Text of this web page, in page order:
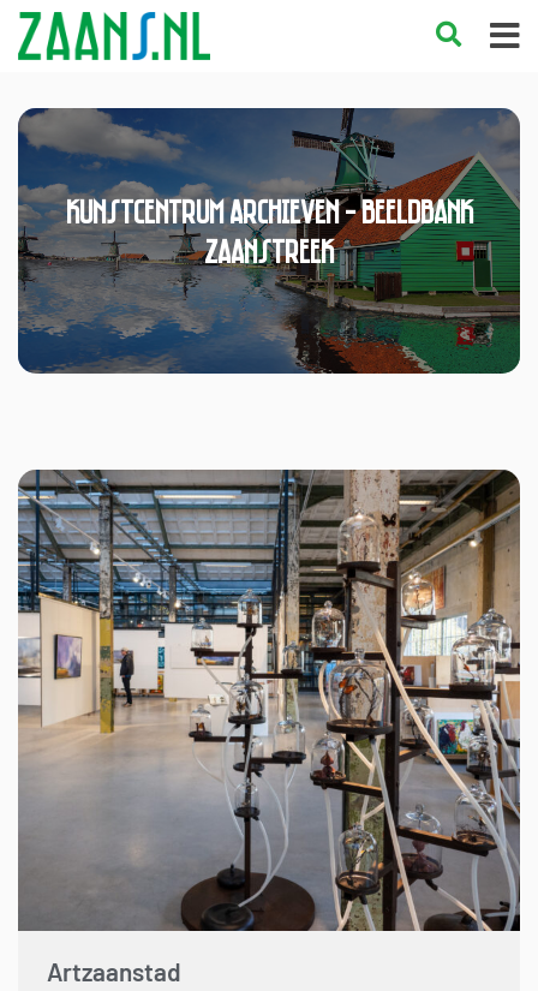
kunstcentrum Archieven - Beeldbank
Zaanstreek
Artzaanstad